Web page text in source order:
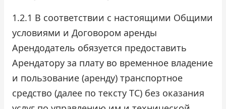
1.2.1 В соответствии с настоящими Общими
условиями и Договором аренды
Арендодатель обязуется предоставить
Арендатору за плату во временное владение
и пользование (аренду) транспортное
средство (далее по тексту ТС) без оказания